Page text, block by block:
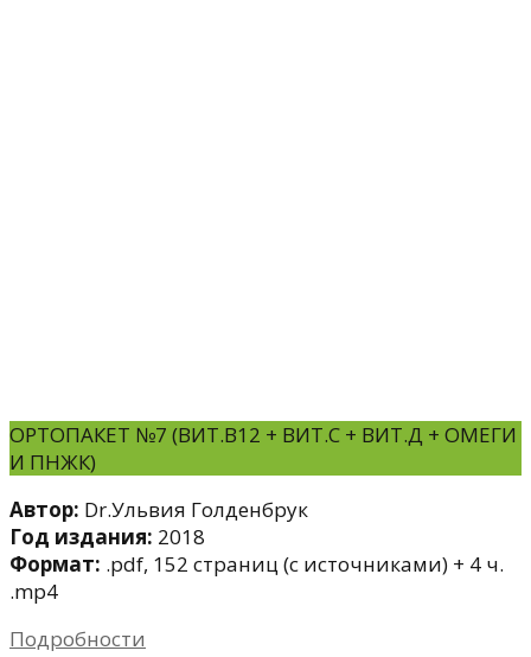
ОРТОПАКЕТ №7 (ВИТ.B12 + ВИТ.С + ВИТ.Д + ОМЕГИ
И ПНЖК)
Автор: Dr.Ульвия Голденбрук
Год издания: 2018
Формат: .pdf, 152 страниц (с источниками) + 4 ч.
.mp4
Подробности